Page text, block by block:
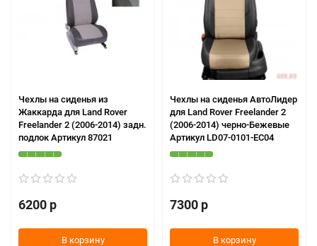
Чехлы на сиденья из
Жаккарда для Land Rover
Freelander 2 (2006-2014) задн.
подлок Артикул 87021
6200 р
В корзину
Чехлы на сиденья АвтоЛидер
для Land Rover Freelander 2
(2006-2014) черно-Бежевые
Артикул LD07-0101-EC04
7300 р
В корзину